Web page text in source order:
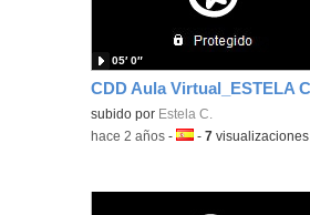
subido por Estela C.
05′ 0″
-hace 2 años -Idioma:
-7 visualizaciones